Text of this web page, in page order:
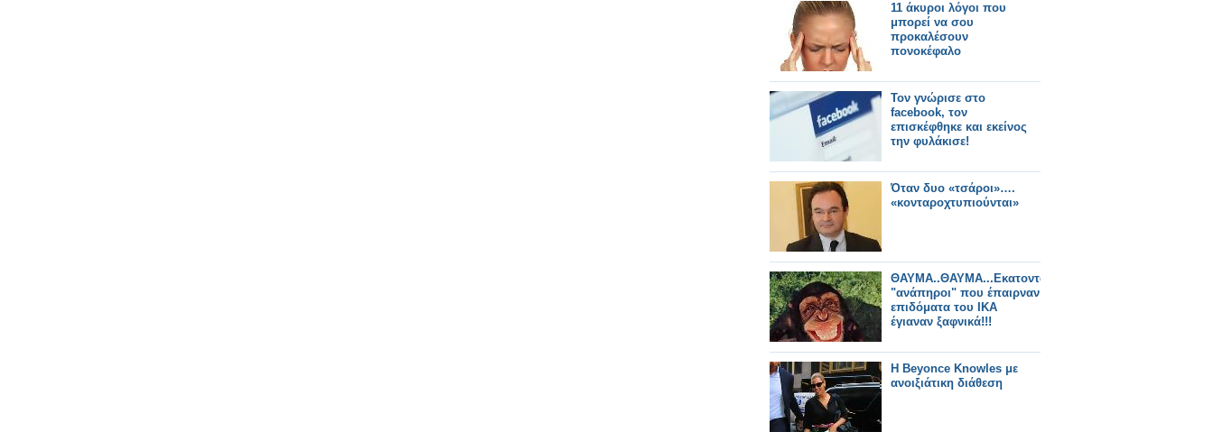
11 άκυροι λόγοι που
μπορεί να σου
προκαλέσουν
πονοκέφαλο
Τον γνώρισε στο
facebook, τον
επισκέφθηκε και εκείνος
την φυλάκισε!
Όταν δυο «τσάροι»….
«κονταροχτυπιούνται»
ΘΑΥΜΑ..ΘΑΥΜΑ...Εκατοντάδες
"ανάπηροι" που έπαιρναν
επιδόματα του ΙΚΑ
έγιαναν ξαφνικά!!!
H Beyonce Knowles με
ανοιξιάτικη διάθεση